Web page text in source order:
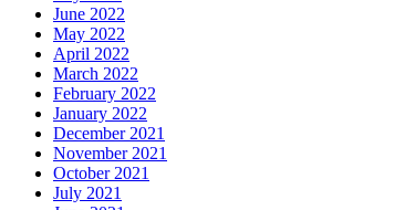
June 2022
May 2022
April 2022
March 2022
February 2022
January 2022
December 2021
November 2021
October 2021
July 2021